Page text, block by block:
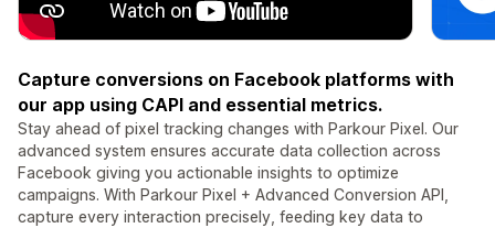
Capture conversions on Facebook platforms with
our app using CAPI and essential metrics.
Stay ahead of pixel tracking changes with Parkour Pixel. Our
advanced system ensures accurate data collection across
Facebook giving you actionable insights to optimize
campaigns. With Parkour Pixel + Advanced Conversion API,
capture every interaction precisely, feeding key data to